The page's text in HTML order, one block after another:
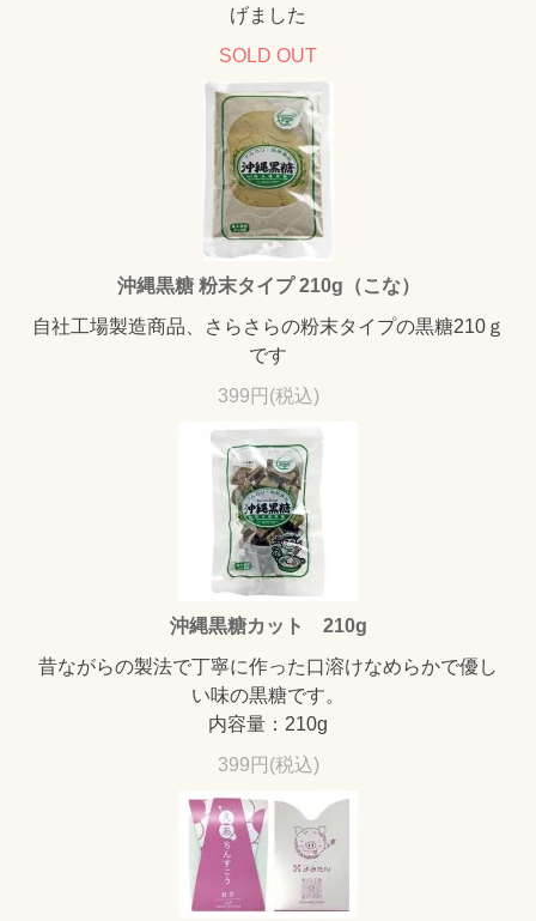
げました
SOLD OUT
沖縄黒糖 粉末タイプ 210g（こな）
自社工場製造商品、さらさらの粉末タイプの黒糖210ｇ
です
399円(税込)
沖縄黒糖カット 210g
昔ながらの製法で丁寧に作った口溶けなめらかで優し
い味の黒糖です。
内容量：210g
399円(税込)